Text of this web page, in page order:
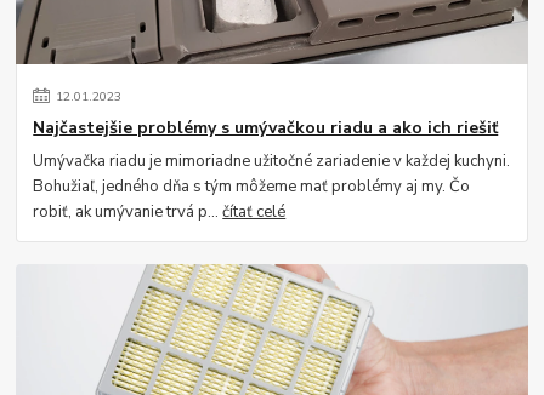
12.01.2023
Najčastejšie problémy s umývačkou riadu a ako ich riešiť
Umývačka riadu je mimoriadne užitočné zariadenie v každej kuchyni.
Bohužiaľ, jedného dňa s tým môžeme mať problémy aj my. Čo
robiť, ak umývanie trvá p...čítať celé